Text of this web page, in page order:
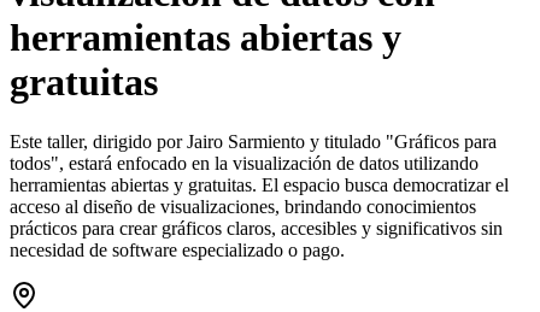
herramientas abiertas y
gratuitas
Este taller, dirigido por Jairo Sarmiento y titulado "Gráficos para
todos", estará enfocado en la visualización de datos utilizando
herramientas abiertas y gratuitas. El espacio busca democratizar el
acceso al diseño de visualizaciones, brindando conocimientos
prácticos para crear gráficos claros, accesibles y significativos sin
necesidad de software especializado o pago.